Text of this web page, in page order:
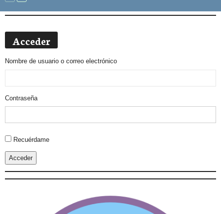
Acceder
Nombre de usuario o correo electrónico
Contraseña
Alternative:
Recuérdame
Acceder